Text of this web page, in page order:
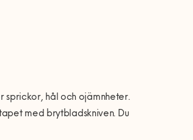
sprickor, hål och ojämnheter.
med brytbladskniven. Du